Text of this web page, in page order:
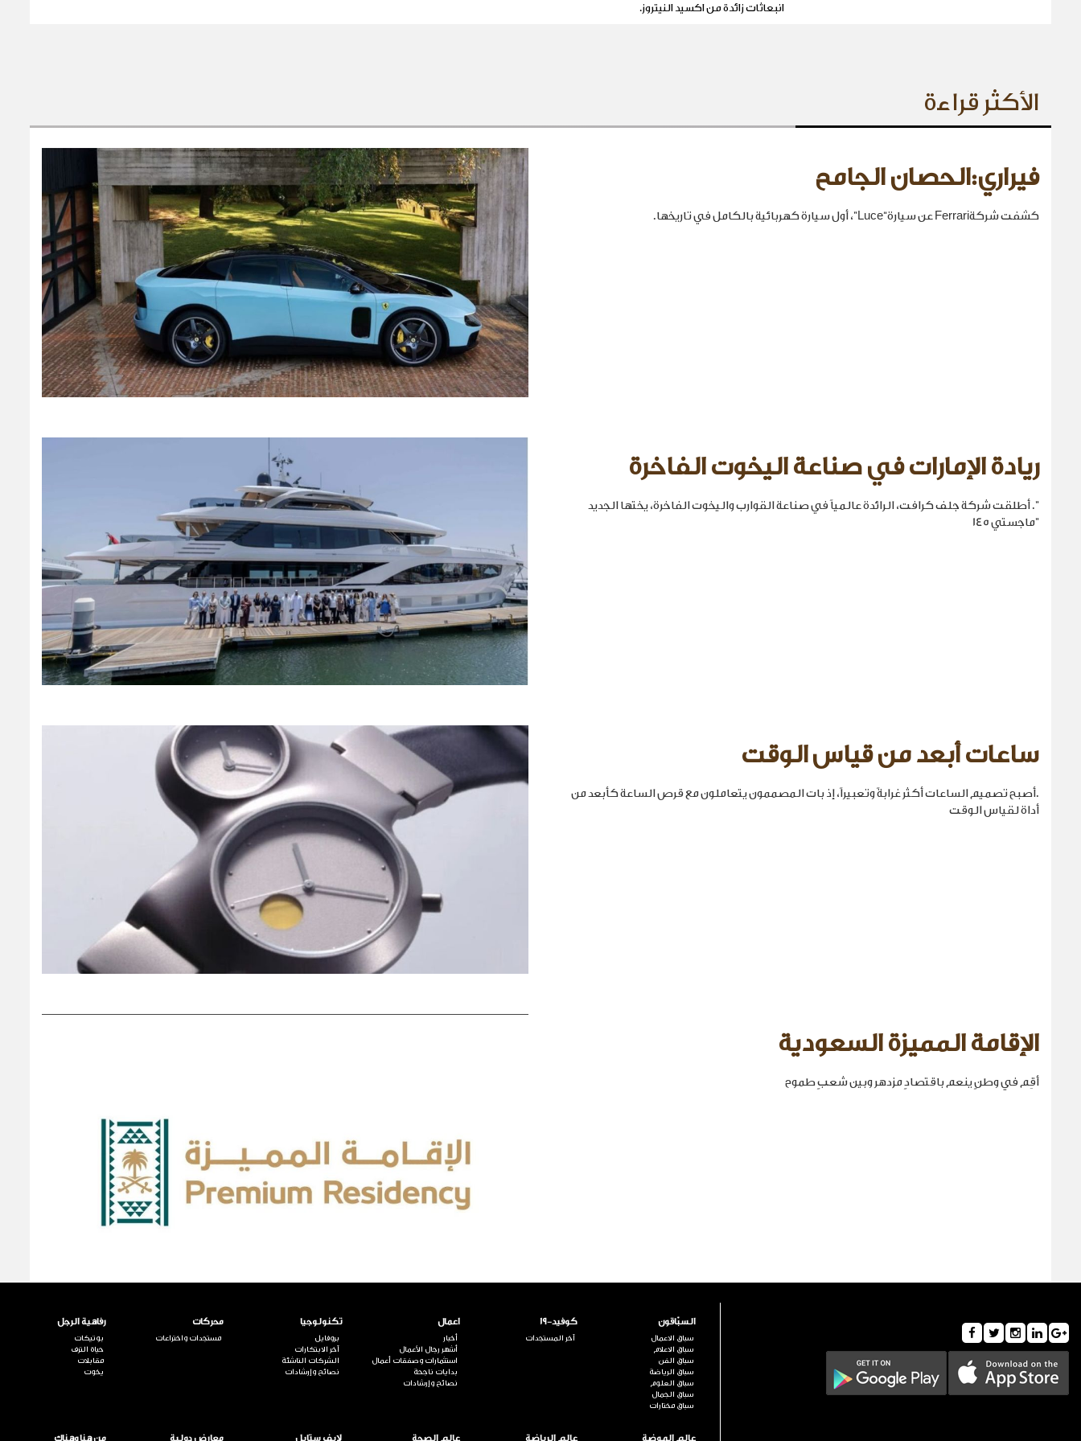
انبعاثات زائدة من اكسيد النيتروز.
الأكثر قراءة
فيراري:الحصان الجامح
كشفت شركةFerrari عن سيارة“Luce”، أول سيارة كهربائية بالكامل في تاريخها.
ريادة الإمارات في صناعة اليخوت الفاخرة
". أطلقت شركة جلف كرافت، الرائدة عالمياً في صناعة القوارب واليخوت الفاخرة، يختها الجديد
"ماجستي 145
ساعات أبعد من قياس الوقت
.أصبح تصميم الساعات أكثر غرابةً وتعبيراً، إذ بات المصممون يتعاملون مع قرص الساعة كأبعد من
أداة لقياس الوقت
الإقامة المميزة السعودية
أقِم في وطنٍ ينعم باقتصادٍ مزدهر وبين شعبٍ طموح
السبّاقون
سباق الاعمال
سباق الاعلام
سباق الفن
سباق الرياضة
سباق العلوم
سباق الجمال
سباق مختارات
كوفيد-19
آخر المستجدات
اعمال
أخبار
أشهر رجال الأعمال
استثمارات وصفقات أعمال
بدايات ناجحة
نصائح وإرشادات
تكنولوجيا
بروفايل
آخر الابتكارات
الشركات الناشئة
نصائح وإرشادات
محركات
مستجدات واختراعات
رفاهية الرجل
بوتيكات
حياة الترف
مقابلات
يخوت
عالم الموضة عالم الرياضة عالم الصحة لايف ستايل معارض دولية من هنا وهناك